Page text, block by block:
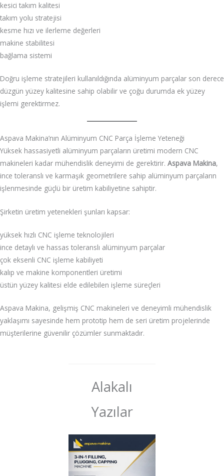
kesici takım kalitesi
takım yolu stratejisi
kesme hızı ve ilerleme değerleri
makine stabilitesi
bağlama sistemi
Doğru işleme stratejileri kullanıldığında alüminyum parçalar son derece
düzgün yüzey kalitesine sahip olabilir ve çoğu durumda ek yüzey
işlemi gerektirmez.
Aspava Makina’nın Alüminyum CNC Parça İşleme Yeteneği
Yüksek hassasiyetli alüminyum parçaların üretimi modern CNC
makineleri kadar mühendislik deneyimi de gerektirir. Aspava Makina,
ince toleranslı ve karmaşık geometrilere sahip alüminyum parçaların
işlenmesinde güçlü bir üretim kabiliyetine sahiptir.
Şirketin üretim yetenekleri şunları kapsar:
yüksek hızlı CNC işleme teknolojileri
ince detaylı ve hassas toleranslı alüminyum parçalar
çok eksenli CNC işleme kabiliyeti
kalıp ve makine komponentleri üretimi
üstün yüzey kalitesi elde edilebilen işleme süreçleri
Aspava Makina, gelişmiş CNC makineleri ve deneyimli mühendislik
yaklaşımı sayesinde hem prototip hem de seri üretim projelerinde
müşterilerine güvenilir çözümler sunmaktadır.
Alakalı
Yazılar